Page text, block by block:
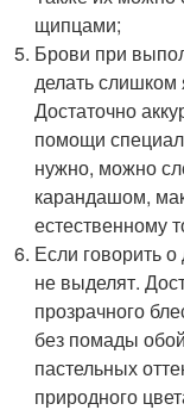
щипцами;
Брови при
делать
Достаточно
помощи
нужно, можно
карандашом,
естественному
Если говорить
не выделят.
прозрачного
без помады
пастельных
природного